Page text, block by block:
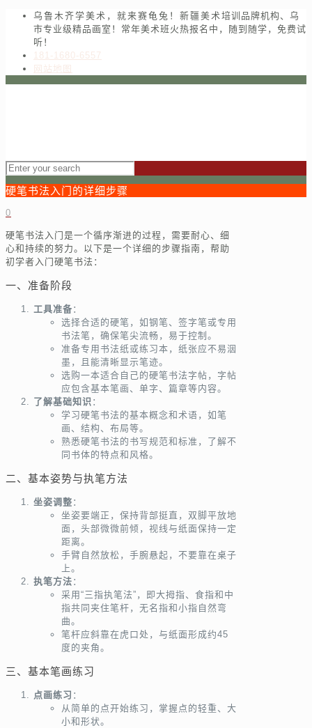
乌鲁木齐学美术，就来赛龟兔！新疆美术培训品牌机构、乌
市专业级精品画室！常年美术班火热报名中，随到随学，免费试
听！
181-1680-6557
网站地图
硬笔书法入门的详细步骤
0
硬笔书法入门是一个循序渐进的过程，需要耐心、细
心和持续的努力。以下是一个详细的步骤指南，帮助
初学者入门硬笔书法：
一、准备阶段
工具准备 ：
选择合适的硬笔，如钢笔、签字笔或专用
书法笔，确保笔尖流畅，易于控制。
准备专用书法纸或练习本，纸张应不易洇
墨，且能清晰显示笔迹。
选购一本适合自己的硬笔书法字帖，字帖
应包含基本笔画、单字、篇章等内容。
了解基础知识 ：
学习硬笔书法的基本概念和术语，如笔
画、结构、布局等。
熟悉硬笔书法的书写规范和标准，了解不
同书体的特点和风格。
二、基本姿势与执笔方法
坐姿调整 ：
坐姿要端正，保持背部挺直，双脚平放地
面，头部微微前倾，视线与纸面保持一定
距离。
手臂自然放松，手腕悬起，不要靠在桌子
上。
执笔方法 ：
采用“三指执笔法”，即大拇指、食指和中
指共同夹住笔杆，无名指和小指自然弯
曲。
笔杆应斜靠在虎口处，与纸面形成约45
度的夹角。
三、基本笔画练习
点画练习 ：
从简单的点开始练习，掌握点的轻重、大
小和形状。